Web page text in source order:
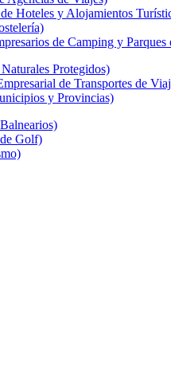
Hoteles y Alojamientos
de Camping y Parques
Protegidos)
de Transportes de
y Provincias)
Golf)